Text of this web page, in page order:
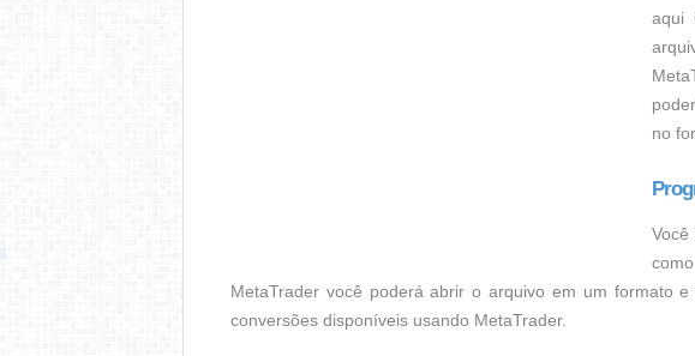
aqui
no
MetaTrader você poderá abrir o arquivo em um formato
conversões disponíveis usando MetaTrader.